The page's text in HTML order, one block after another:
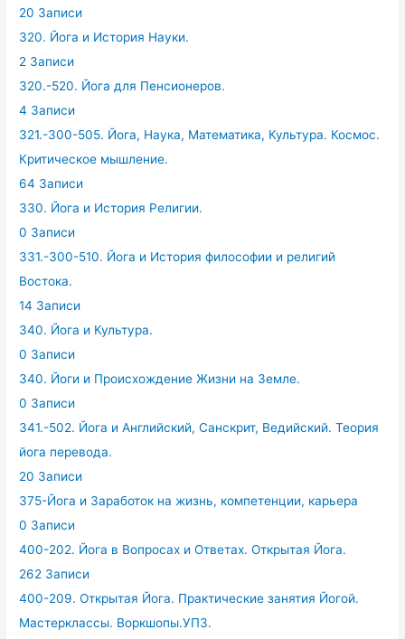
20 Записи
320. Йога и История Науки.
2 Записи
320.-520. Йога для Пенсионеров.
4 Записи
321.-300-505. Йога, Наука, Математика, Культура. Космос.
Критическое мышление.
64 Записи
330. Йога и История Религии.
0 Записи
331.-300-510. Йога и История философии и религий
Востока.
14 Записи
340. Йога и Культура.
0 Записи
340. Йоги и Происхождение Жизни на Земле.
0 Записи
341.-502. Йога и Английский, Санскрит, Ведийский. Теория
йога перевода.
20 Записи
375-Йога и Заработок на жизнь, компетенции, карьера
0 Записи
400-202. Йога в Вопросах и Ответах. Открытая Йога.
262 Записи
400-209. Открытая Йога. Практические занятия Йогой.
Мастерклассы. Воркшопы.УПЗ.